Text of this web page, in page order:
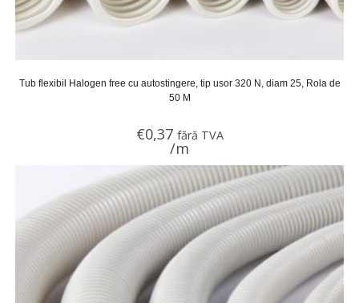
Tub flexibil Halogen free cu autostingere, tip usor 320 N, diam 25, Rola de
50 M
€0,37 fără TVA
/m